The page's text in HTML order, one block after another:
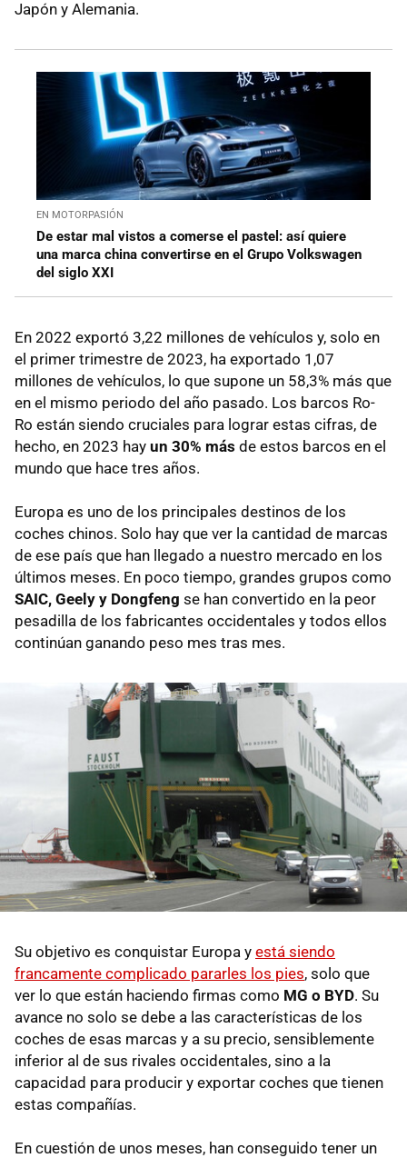
Japón y Alemania.
EN MOTORPASIÓN
De estar mal vistos a comerse el pastel: así quiere
una marca china convertirse en el Grupo Volkswagen
del siglo XXI
En 2022 exportó 3,22 millones de vehículos y, solo en
el primer trimestre de 2023, ha exportado 1,07
millones de vehículos, lo que supone un 58,3% más que
en el mismo periodo del año pasado. Los barcos Ro-
Ro están siendo cruciales para lograr estas cifras, de
hecho, en 2023 hay un 30% más de estos barcos en el
mundo que hace tres años.
Europa es uno de los principales destinos de los
coches chinos. Solo hay que ver la cantidad de marcas
de ese país que han llegado a nuestro mercado en los
últimos meses. En poco tiempo, grandes grupos como
SAIC, Geely y Dongfeng se han convertido en la peor
pesadilla de los fabricantes occidentales y todos ellos
continúan ganando peso mes tras mes.
Su objetivo es conquistar Europa y está siendo
francamente complicado pararles los pies, solo que
ver lo que están haciendo firmas como MG o BYD. Su
avance no solo se debe a las características de los
coches de esas marcas y a su precio, sensiblemente
inferior al de sus rivales occidentales, sino a la
capacidad para producir y exportar coches que tienen
estas compañías.
En cuestión de unos meses, han conseguido tener un